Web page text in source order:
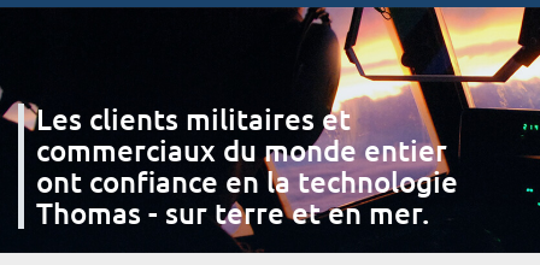
Les clients militaires et
commerciaux du monde entier
ont confiance en la technologie
Thomas - sur terre et en mer.